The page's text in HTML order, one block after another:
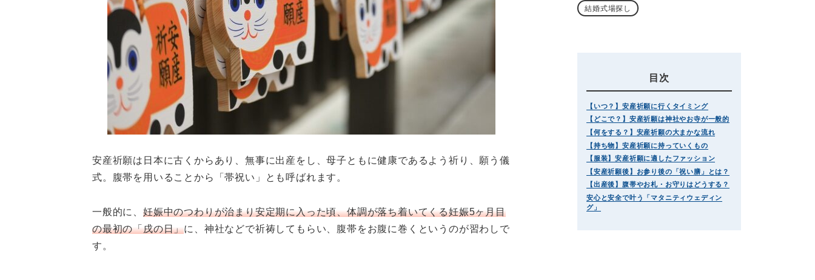
安産祈願は日本に古くからあり、無事に出産をし、母子ともに健康であるよう祈り、願う儀
式。腹帯を用いることから「帯祝い」とも呼ばれます。
一般的に、 妊娠中のつわりが治まり安定期に入った頃、体調が落ち着いてくる妊娠5ヶ月目
の最初の「戌の日」に、神社などで祈祷してもらい、腹帯をお腹に巻くというのが習わしで
す。
結婚式場探し
目次
【いつ？】安産祈願に行くタイミング
【どこで？】安産祈願は神社やお寺が一般的
【何をする？】安産祈願の大まかな流れ
【持ち物】安産祈願に持っていくもの
【服装】安産祈願に適したファッション
【安産祈願後】お参り後の「祝い膳」とは？
【出産後】腹帯やお札・お守りはどうする？
安心と安全で叶う「マタニティウェディン
グ」